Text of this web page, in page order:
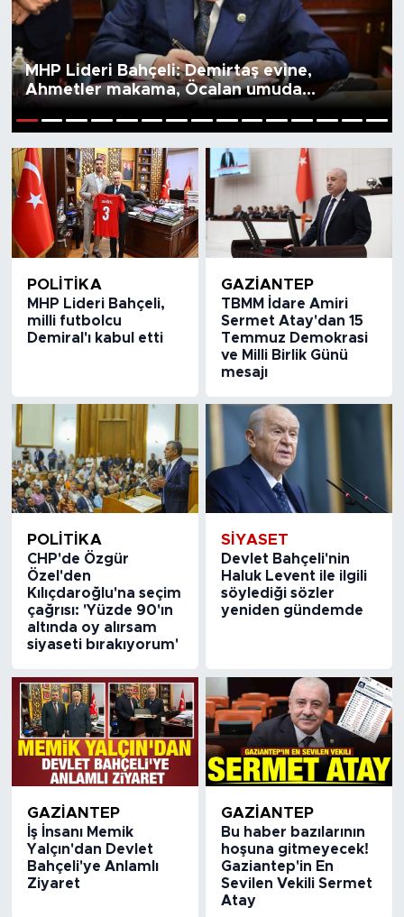
MHP Lideri Bahçeli: Demirtaş evine,
Ahmetler makama, Öcalan umuda
POLİTİKA
MHP Lideri Bahçeli,
milli futbolcu
Demiral'ı kabul etti
GAZIANTEP
TBMM İdare Amiri
Sermet Atay'dan 15
Temmuz Demokrasi
ve Milli Birlik Günü
mesajı
POLİTİKA
CHP'de Özgür
Özel'den
Kılıçdaroğlu'na seçim
çağrısı: 'Yüzde 90'ın
altında oy alırsam
siyaseti bırakıyorum'
SİYASET
Devlet Bahçeli'nin
Haluk Levent ile ilgili
söylediği sözler
yeniden gündemde
GAZIANTEP
İş İnsanı Memik
Yalçın'dan Devlet
Bahçeli'ye Anlamlı
Ziyaret
GAZIANTEP
Bu haber bazılarının
hoşuna gitmeyecek!
Gaziantep'in En
Sevilen Vekili Sermet
Atay